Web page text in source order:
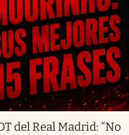
del Real Madrid: “No